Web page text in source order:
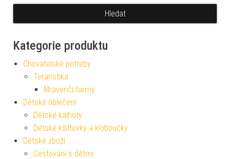
Kategorie produktu
Chovatelské potřeby
Teraristika
Mravenčí farmy
Dětské oblečení
Dětské kalhoty
Dětské kšiltovky a kloboučky
Dětské zboží
Cestování s dětmi